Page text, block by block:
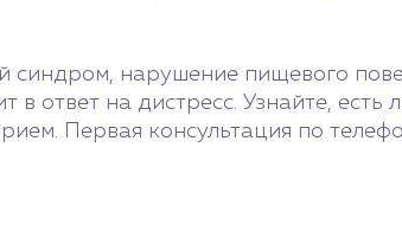
синдром, нарушение пищевого
в ответ на дистресс. Узнайте,
Первая консультация по